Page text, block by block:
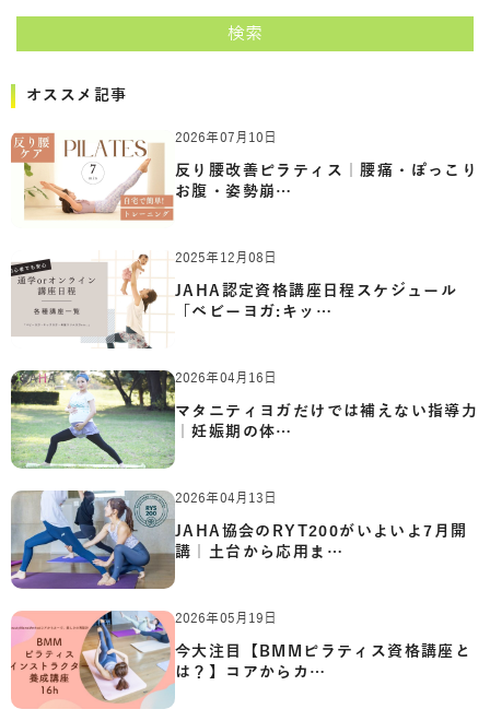
検索
オススメ記事
2026年07月10日
反り腰改善ピラティス｜腰痛・ぽっこり
お腹・姿勢崩…
2025年12月08日
JAHA認定資格講座日程スケジュール
「ベビーヨガ:キッ…
2026年04月16日
マタニティヨガだけでは補えない指導力
｜妊娠期の体…
2026年04月13日
JAHA協会のRYT200がいよいよ7月開
講｜土台から応用ま…
2026年05月19日
今大注目【BMMピラティス資格講座と
は？】コアからカ…